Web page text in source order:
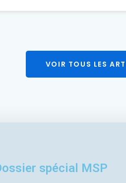
VOIR TOUS LES
spécial MSP